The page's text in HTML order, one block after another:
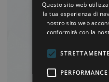
Questo sito web
la tua esperienza di
nostro sito web
conformità con la
PERFORMANCE